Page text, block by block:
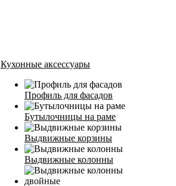
Кухонные аксессуары
Профиль для фасадов
Бутылочницы на раме
Выдвижные корзины
Выдвижные колонны